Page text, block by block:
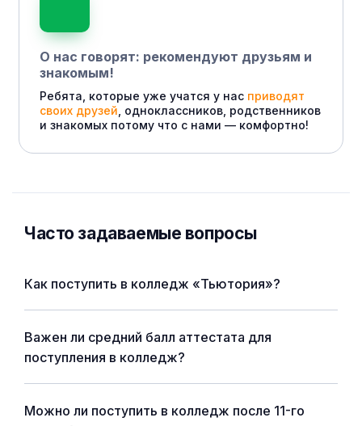
О нас говорят: рекомендуют друзьям и
знакомым!
Ребята, которые уже учатся у нас приводят
своих друзей , одноклассников, родственников
и знакомых потому что с нами — комфортно!
Часто задаваемые вопросы
Как поступить в колледж «Тьютория»?
Важен ли средний балл аттестата для
поступления в колледж?
Можно ли поступить в колледж после 11-го